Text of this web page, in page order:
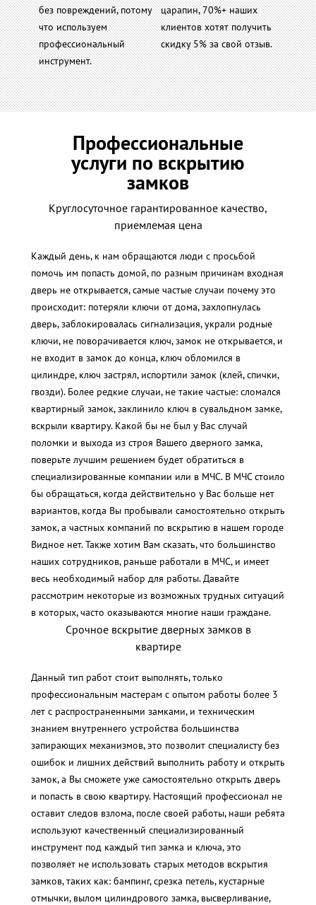
без повреждений, потому
что используем
профессиональный
инструмент.
царапин, 70%+ наших
клиентов хотят получить
скидку 5% за свой отзыв.
Профессиональные
услуги по вскрытию
замков
Круглосуточное гарантированное качество,
приемлемая цена
Каждый день, к нам обращаются люди с просьбой
помочь им попасть домой, по разным причинам входная
дверь не открывается, самые частые случаи почему это
происходит: потеряли ключи от дома, захлопнулась
дверь, заблокировалась сигнализация, украли родные
ключи, не поворачивается ключ, замок не открывается, и
не входит в замок до конца, ключ обломился в
цилиндре, ключ застрял, испортили замок (клей, спички,
гвозди). Более редкие случаи, не такие частые: сломался
квартирный замок, заклинило ключ в сувальдном замке,
вскрыли квартиру. Какой бы не был у Вас случай
поломки и выхода из строя Вашего дверного замка,
поверьте лучшим решением будет обратиться в
специализированные компании или в МЧС. В МЧС стоило
бы обращаться, когда действительно у Вас больше нет
вариантов, когда Вы пробывали самостоятельно открыть
замок, а частных компаний по вскрытию в нашем городе
Видное нет. Также хотим Вам сказать, что большинство
наших сотрудников, раньше работали в МЧС, и имеет
весь необходимый набор для работы. Давайте
рассмотрим некоторые из возможных трудных ситуаций
в которых, часто оказываются многие наши граждане.
Срочное вскрытие дверных замков в
квартире
Данный тип работ стоит выполнять, только
профессиональным мастерам с опытом работы более 3
лет с распространенными замками, и техническим
знанием внутреннего устройства большинства
запирающих механизмов, это позволит специалисту без
ошибок и лишних действий выполнить работу и открыть
замок, а Вы сможете уже самостоятельно открыть дверь
и попасть в свою квартиру. Настоящий профессионал не
оставит следов взлома, после своей работы, наши ребята
используют качественный специализированный
инструмент под каждый тип замка и ключа, это
позволяет не использовать старых методов вскрытия
замков, таких как: бампинг, срезка петель, кустарные
отмычки, вылом цилиндрового замка, высверливание,